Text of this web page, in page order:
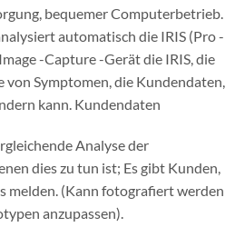
bequemer Computerbetrieb.
automatisch die IRIS (Pro -
-Capture -Gerät die IRIS, die
von Symptomen, die Kundendaten,
kann. Kundendaten
Analyse der
dies zu tun ist; Es gibt Kunden,
melden. (Kann fotografiert werden
anzupassen).